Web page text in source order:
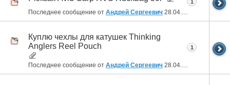
Последнее сообщение от Андрей Сергеевич 28.04.2026
1
Куплю чехлы для катушек Thinking
Anglers Reel Pouch
Последнее сообщение от Андрей Сергеевич 28.04.2026
1